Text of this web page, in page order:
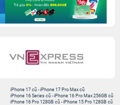
iPhone 17 cũ -iPhone 17 Pro Max cũ
iPhone 16 Series cũ - iPhone 16 Pro Max 256GB cũ
iPhone 16 Pro 128GB cũ -iPhone 15 Pro 128GB cũ